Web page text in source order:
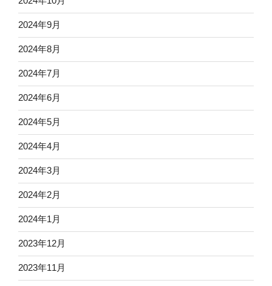
2024年9月
2024年8月
2024年7月
2024年6月
2024年5月
2024年4月
2024年3月
2024年2月
2024年1月
2023年12月
2023年11月